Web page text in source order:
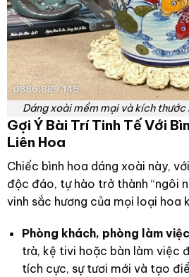
Dáng xoài mềm mại và kích
Gợi Ý Bài Trí Tinh Tế Với
Liên Hoa
Chiếc bình hoa dáng xoài này,
độc đáo, tự hào trở thành “ngôi
vinh sắc hương của mọi loại hoa
Phòng khách, phòng làm việc
trà, kệ tivi hoặc bàn làm việc
tích cực, sự tươi mới và tạo